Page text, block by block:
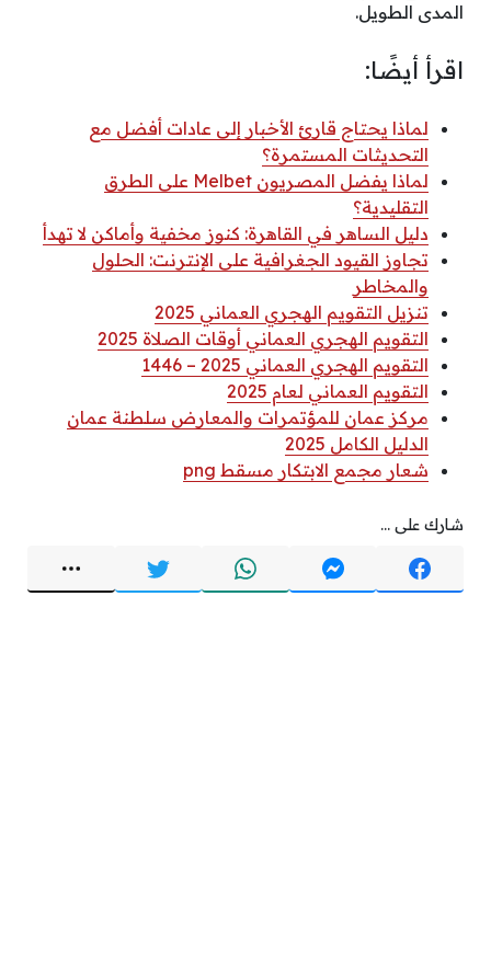
المدى الطويل.
اقرأ أيضًا:
لماذا يحتاج قارئ الأخبار إلى عادات أفضل مع
التحديثات المستمرة؟
لماذا يفضل المصريون Melbet على الطرق
التقليدية؟
دليل الساهر في القاهرة: كنوز مخفية وأماكن لا تهدأ
تجاوز القيود الجغرافية على الإنترنت: الحلول
والمخاطر
تنزيل التقويم الهجري العماني 2025
التقويم الهجري العماني أوقات الصلاة 2025
التقويم الهجري العماني 2025 – 1446
التقويم العماني لعام 2025
مركز عمان للمؤتمرات والمعارض سلطنة عمان
الدليل الكامل 2025
شعار مجمع الابتكار مسقط png
شارك على ...